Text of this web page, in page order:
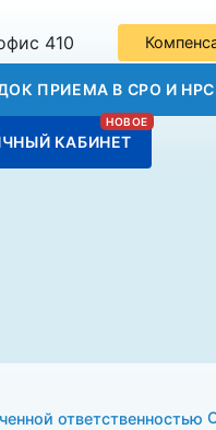
410
ПРИЕМА В СРО И НРС
КАБИНЕТ